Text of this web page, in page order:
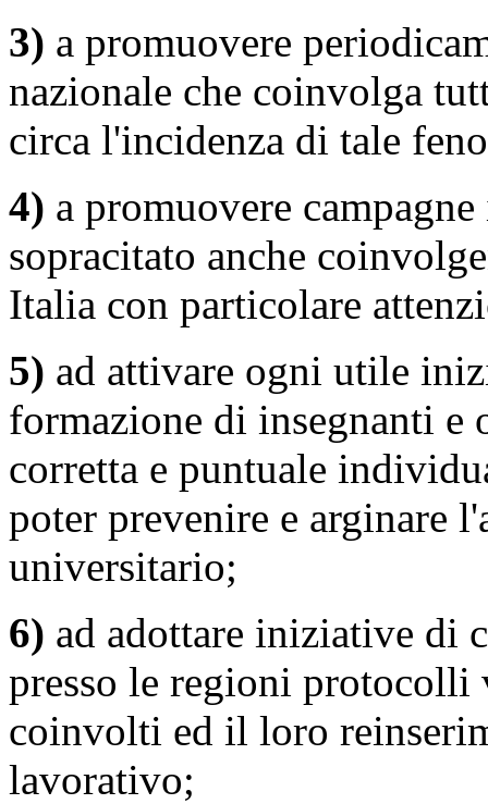
3) a promuovere
nazionale che coinvolga
circa l'incidenza di tale
4) a promuovere
sopracitato anche
Italia con particolare
5) ad attivare ogni utile
formazione di insegnanti e
corretta e puntuale
poter prevenire e arginare
universitario;
6) ad adottare iniziative di
presso le regioni
coinvolti ed il loro
lavorativo;